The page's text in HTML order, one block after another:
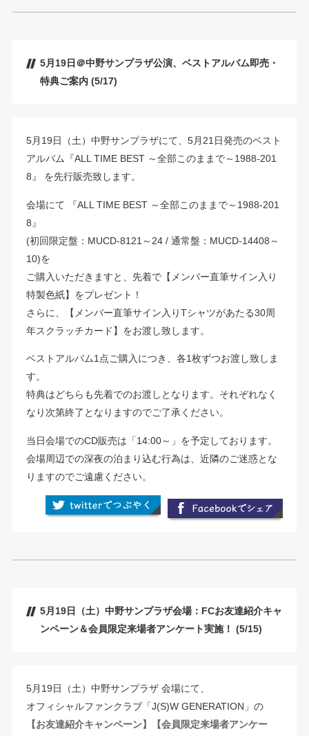
5月19日＠中野サンプラザ公演、ベストアルバム即売・
特典ご案内 (5/17)
5月19日（土）中野サンプラザにて、5月21日発売のベスト
アルバム『ALL TIME BEST ～全部このままで～1988-201
8』 を先行販売致します。
会場にて 『ALL TIME BEST ～全部このままで～1988-201
8』
(初回限定盤：MUCD-8121～24 / 通常盤：MUCD-14408～
10)を
ご購入いただきますと、先着で【メンバー直筆サイン入り
特製色紙】をプレゼント！
さらに、【メンバー直筆サイン入りTシャツがあたる30周
年スクラッチカード】をお渡し致します。
ベストアルバム1点ご購入につき、各1枚ずつお渡し致しま
す。
特典はどちらも先着でのお渡しとなります。それぞれなく
なり次第終了となりますのでご了承ください。
当日会場でのCD販売は「14:00～」を予定しております。
会場周辺での深夜の泊まり込む行為は、近隣のご迷惑とな
りますのでご遠慮ください。
5月19日（土）中野サンプラザ会場：FCお友達紹介キャ
ンペーン＆会員限定来場者アンケート実施！ (5/15)
5月19日（土）中野サンプラザ 会場にて、
オフィシャルファンクラブ「J(S)W GENERATION」の
【お友達紹介キャンペーン】【会員限定来場者アンケー